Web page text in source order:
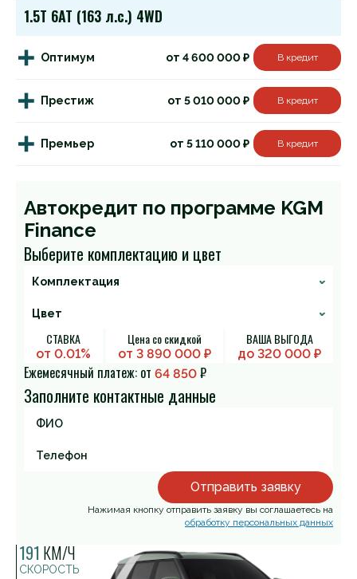
1.5T 6AT (163 л.с.) 4WD
Оптимум от 4 600 000 ₽ В кредит
Престиж от 5 010 000 ₽ В кредит
Премьер от 5 110 000 ₽ В кредит
Автокредит по программе KGM
Finance
Выберите комплектацию и цвет
СТАВКА
от 0.01%
Цена со скидкой
от 3 890 000 ₽
ВАША ВЫГОДА
до 320 000 ₽
Ежемесячный платеж: от 64 850 ₽
Заполните контактные данные
Отправить заявку
Нажимая кнопку отправить заявку вы соглашаетесь на
обработку персональных данных
191 КМ/Ч
СКОРОСТЬ